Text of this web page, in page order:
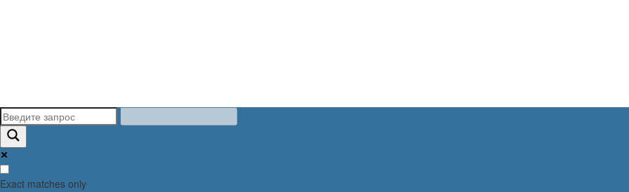
Exact matches only